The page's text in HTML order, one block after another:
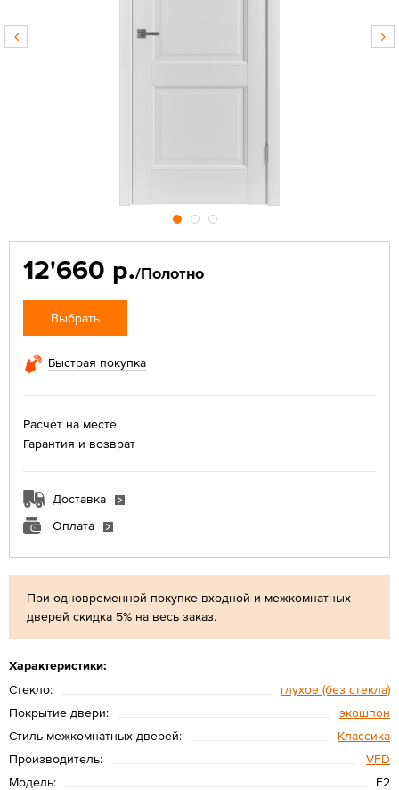
При одновременной покупке входной и межкомнатных
дверей скидка 5% на весь заказ.
Характеристики:
Стекло:
глухое (без стекла)
Покрытие двери:
экошпон
Стиль межкомнатных дверей:
Классика
Производитель:
VFD
Модель:
E2
12'660 р./Полотно
Выбрать
Быстрая покупка
Расчет на месте
Гарантия и возврат
Доставка
Оплата